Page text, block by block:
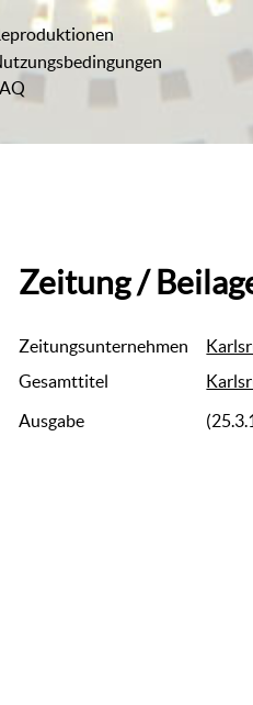
Zeitung /
Zeitungsunternehmen
Gesamttitel
Ausgabe